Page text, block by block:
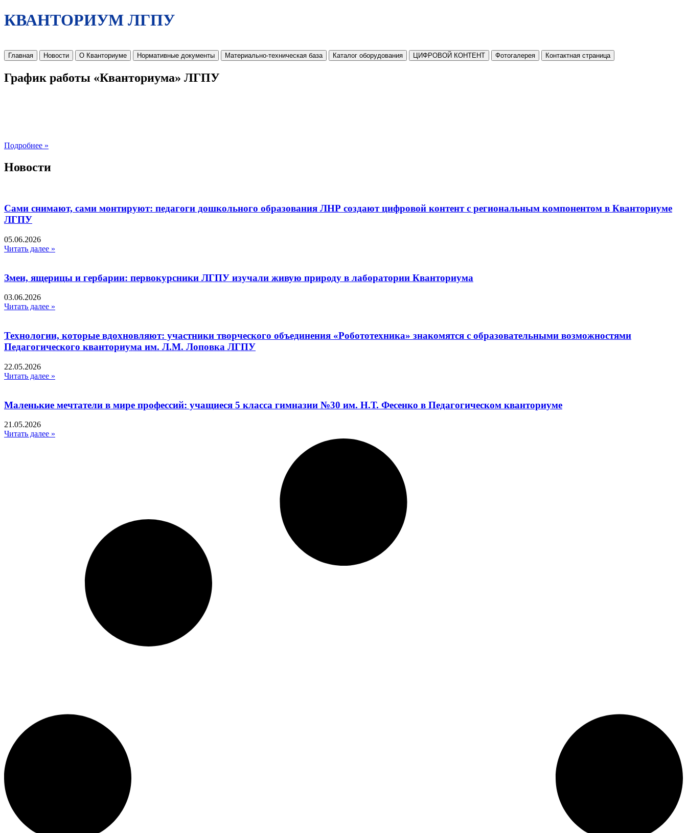
КВАНТОРИУМ ЛГПУ
Главная Новости О Кванториуме Нормативные документы Материально-техническая база Каталог оборудования ЦИФРОВОЙ КОНТЕНТ Фотогалерея Контактная страница
График работы «Кванториума» ЛГПУ
Подробнее »
Новости
Сами снимают, сами монтируют: педагоги дошкольного образования ЛНР создают цифровой контент с региональным компонентом в Кванториуме
ЛГПУ​
05.06.2026
Читать далее »
Змеи, ящерицы и гербарии: первокурсники ЛГПУ изучали живую природу в лаборатории Кванториума
03.06.2026
Читать далее »
Технологии, которые вдохновляют: участники творческого объединения «Робототехника» знакомятся с образовательными возможностями
Педагогического кванториума им. Л.М. Лоповка ЛГПУ
22.05.2026
Читать далее »
Маленькие мечтатели в мире профессий: учащиеся 5 класса гимназии №30 им. Н.Т. Фесенко в Педагогическом кванториуме
21.05.2026
Читать далее »